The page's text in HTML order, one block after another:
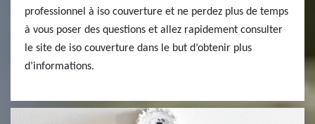
professionnel à iso couverture et ne perdez plus de temps
à vous poser des questions et allez rapidement consulter
le site de iso couverture dans le but d’obtenir plus
d’informations.